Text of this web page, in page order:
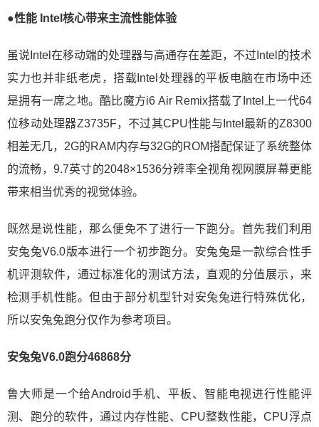
●性能 Intel核心带来主流性能体验
虽说Intel在移动端的处理器与高通存在差距，不过Intel的技术
实力也并非纸老虎，搭载Intel处理器的平板电脑在市场中还
是拥有一席之地。酷比魔方i6 Air Remix搭载了Intel上一代64
位移动处理器Z3735F，不过其CPU性能与Intel最新的Z8300
相差无几，2G的RAM内存与32G的ROM搭配保证了系统整体
的流畅，9.7英寸的2048×1536分辨率全视角视网膜屏幕更能
带来相当优秀的视觉体验。
既然是说性能，那么便免不了进行一下跑分。首先我们利用
安兔兔V6.0版本进行一个初步跑分。安兔兔是一款综合性手
机评测软件，通过标准化的测试方法，直观的分值展示，来
检测手机性能。但由于部分机型针对安兔兔进行特殊优化，
所以安兔兔跑分仅作为参考项目。
安兔兔V6.0跑分46868分
鲁大师是一个给Android手机、平板、智能电视进行性能评
测、跑分的软件，通过内存性能、CPU整数性能，CPU浮点